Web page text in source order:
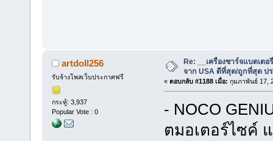
artdoll256
รับจ้างโพสเว็บประกาศฟรี
กระทู้: 3,937
Popular Vote : 0
Re: __เครื่องชาร์จแบตเตอ
จาก USA ดีที่สุด/ถูกที่สุด ป
« ตอบกลับ #1188 เมื่อ: กุมภาพันธ์ 17,
- NOCO
ตมอเตอร์ไซค์